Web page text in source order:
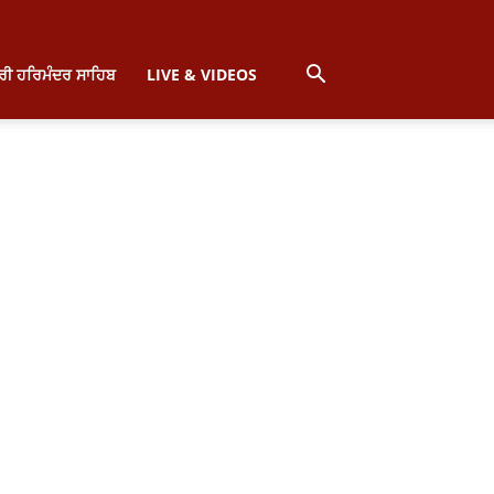
ਹਰਿਮੰਦਰ ਸਾਹਿਬ LIVE & VIDEOS